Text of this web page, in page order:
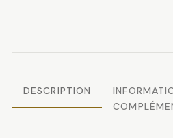
DESCRIPTION